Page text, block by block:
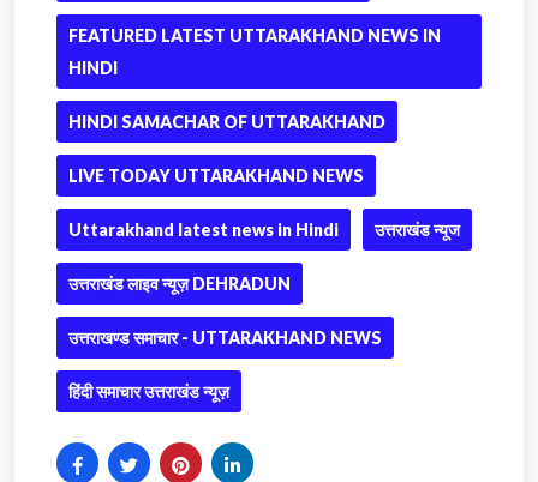
FEATURED LATEST UTTARAKHAND NEWS IN
HINDI
HINDI SAMACHAR OF UTTARAKHAND
LIVE TODAY UTTARAKHAND NEWS
Uttarakhand latest news in Hindi उत्तराखंड न्यूज
उत्तराखंड लाइव न्यूज़ DEHRADUN
उत्तराखण्ड समाचार - UTTARAKHAND NEWS
हिंदी समाचार उत्तराखंड न्यूज़